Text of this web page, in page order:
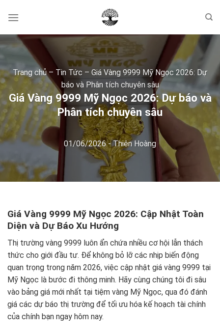
Trang chủ– Tin Tức – Giá Vàng 9999 Mỹ Ngọc 2026: Dự
báo và Phân tích chuyên sâu
Giá Vàng 9999 Mỹ Ngọc 2026: Dự báo và
Phân tích chuyên sâu
01/06/2026-Thiên Hoàng
Giá Vàng 9999 Mỹ Ngọc 2026: Cập Nhật Toàn
Diện và Dự Báo Xu Hướng
Thị trường vàng 9999 luôn ẩn chứa nhiều cơ hội lẫn thách
thức cho giới đầu tư. Để không bỏ lỡ các nhịp biến động
quan trọng trong năm 2026, việc cập nhật giá vàng 9999 tại
Mỹ Ngọc là bước đi thông minh. Hãy cùng chúng tôi đi sâu
vào bảng giá mới nhất tại tiệm vàng Mỹ Ngọc, qua đó đánh
giá các dự báo thị trường để tối ưu hóa kế hoạch tài chính
của chính bạn ngay hôm nay.